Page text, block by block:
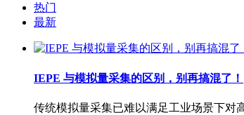
热门
最新
IEPE 与模拟量采集的区别，别再搞混了！
传统模拟量采集已难以满足工业场景下对